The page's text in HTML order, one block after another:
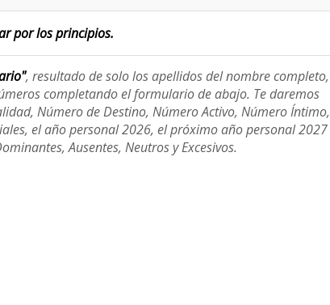
por los principios.
, resultado de solo los apellidos del nombre completo,
completando el formulario de abajo. Te daremos
Número de Destino, Número Activo, Número Íntimo,
el año personal 2026, el próximo año personal 2027
Ausentes, Neutros y Excesivos.